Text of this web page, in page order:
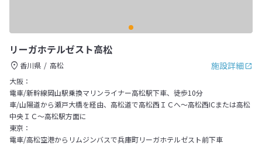
リーガホテルゼスト高松
施設詳細
香川県
高松
大阪：
電車/新幹線岡山駅乗換マリンライナー高松駅下車、徒歩10分
車/山陽道から瀬戸大橋を経由、高松道で高松西ＩＣへ～高松西ICまたは高松
中央ＩＣ～高松駅方面に
東京：
電車/高松空港からリムジンバスで兵庫町リーガホテルゼスト前下車